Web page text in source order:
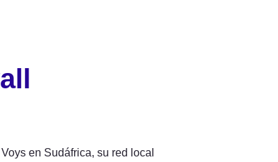
en Sudáfrica, su red local